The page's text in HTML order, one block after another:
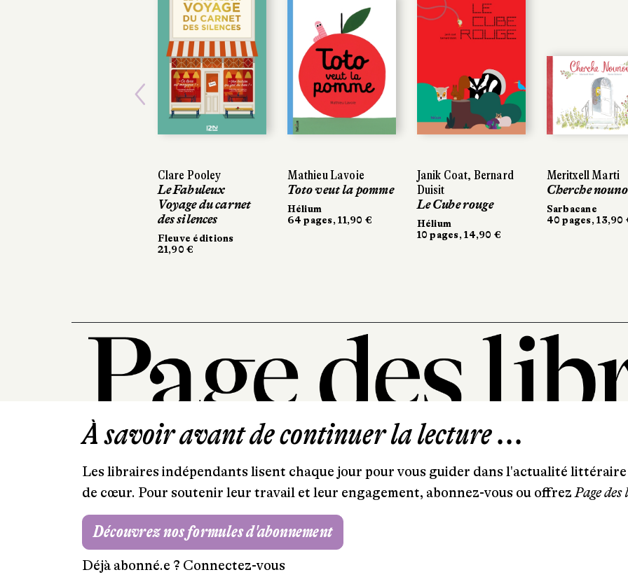
Clare Pooley
Le Fabuleux
Voyage du carnet
des silences
Fleuve éditions
21,90 €
Mathieu Lavoie
Toto veut la pomme
Hélium
64 pages, 11,90 €
Janik Coat, Bernard
Duisit
Le Cube rouge
Hélium
10 pages, 14,90 €
Meritxell Marti
Cherche
Sarbacane
40 pages, 13,90
Previous
101, rue Saint-Lazare
T. 01 44 41 97 20
Mentions légales RGPD
À savoir avant de continuer la lecture ...
Les libraires indépendants lisent chaque jour pour vous guider dans l'actualité
de cœur. Pour soutenir leur travail et leur engagement, abonnez-vous ou offrezPage
Découvrez nos formules d'abonnement
Déjà abonné.e ? Connectez-vous